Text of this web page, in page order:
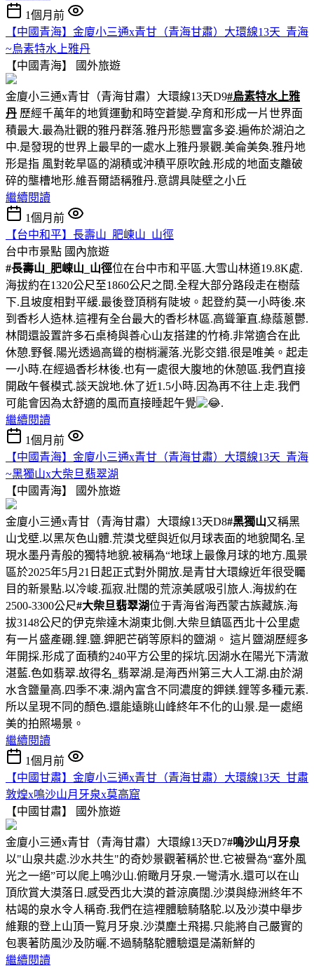
1個月前
【中國青海】金廈小三通x青甘（青海甘肅）大環線13天_青海
~烏素特水上雅丹
【中國青海】
國外旅遊
金廈小三通x青甘（青海甘肅）大環線13天D9#烏素特水上雅
丹 歷經千萬年的地質運動和時空蒼變.孕育和形成一片世界面
積最大.最為壯觀的雅丹群落.雅丹形態豐富多姿.遍佈於湖泊之
中.是發現的世界上最早的一處水上雅丹景觀.美侖美奐.雅丹地
形是指 風對乾旱區的湖積或沖積平原吹蝕.形成的地面支離破
碎的壟槽地形.維吾爾語稱雅丹.意謂具陡壁之小丘
繼續閱讀
1個月前
【台中和平】長壽山_肥崠山_山徑
台中市景點 國內旅遊
#長壽山_肥崠山_山徑位在台中市和平區.大雪山林道19.8K處.
海拔約在1320公尺至1860公尺之間.全程大部分路段走在樹蔭
下.且坡度相對平緩.最後登頂稍有陡坡。起登約莫一小時後.來
到香杉人造林.這裡有全台最大的香杉林區.高聳筆直.綠蔭蔥鬱.
林間還設置許多石桌椅與善心山友搭建的竹椅.非常適合在此
休憩.野餐.陽光透過高聳的樹梢灑落.光影交錯.很是唯美。起走
一小時.在經過香杉林後.也有一處很大腹地的休憩區.我們直接
開啟午餐模式.談天說地.休了近1.5小時.因為再不往上走.我們
可能會因為太舒適的風而直接睡起午覺
.
繼續閱讀
1個月前
【中國青海】金廈小三通x青甘（青海甘肅）大環線13天_青海
~黑獨山x大柴旦翡翠湖
【中國青海】
國外旅遊
金廈小三通x青甘（青海甘肅）大環線13天D8#黑獨山又稱黑
山戈壁.以黑灰色山體.荒漠戈壁與近似月球表面的地貌聞名.呈
現水墨丹青般的獨特地貌.被稱為“地球上最像月球的地方.風景
區於2025年5月21日起正式對外開放.是青甘大環線近年很受矚
目的新景點.以冷峻.孤寂.壯闊的荒涼美感吸引旅人.海拔約在
2500-3300公尺#大柴旦翡翠湖位于青海省海西蒙古族藏族.海
拔3148公尺的伊克柴達木湖東北側.大柴旦鎮區西北十公里處
有一片盛產硼.鋰.鹽.鉀肥芒硝等原料的鹽湖。 這片鹽湖歷經多
年開採.形成了面積約240平方公里的採坑.因湖水在陽光下清澈
湛藍.色如翡翠.故得名_翡翠湖.是海西州第三大人工湖.由於湖
水含鹽量高.四季不凍.湖內富含不同濃度的鉀鎂.鋰等多種元素.
所以呈現不同的顏色.還能遠眺山峰終年不化的山景.是一處絕
美的拍照場景。
繼續閱讀
1個月前
【中國甘肅】金廈小三通x青甘（青海甘肅）大環線13天_甘肅
敦煌x鳴沙山月牙泉x莫高窟
【中國甘肅】
國外旅遊
金廈小三通x青甘（青海甘肅）大環線13天D7#鳴沙山月牙泉
以"山泉共處.沙水共生"的奇妙景觀著稱於世.它被譽為“塞外風
光之一絕”可以爬上鳴沙山.俯瞰月牙泉.一彎清水.還可以在山
頂欣賞大漠落日.感受西北大漠的蒼涼廣闊.沙漠與綠洲終年不
枯竭的泉水令人稱奇.我們在這裡體驗騎駱駝.以及沙漠中舉步
維艱的登上山頂一覧月牙泉.沙漠塵土飛揚.只能將自己嚴實的
包裹著防風沙及防曬.不過騎駱駝體驗還是滿新鮮的
繼續閱讀